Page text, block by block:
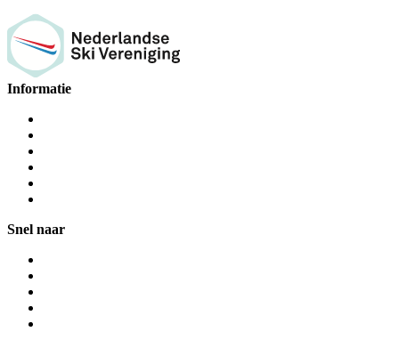
Informatie
Snel naar